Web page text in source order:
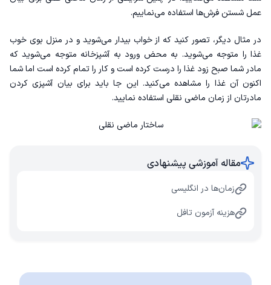
عمل شستن فرش‌ها استفاده می‌نماییم.
در مثال دیگر، تصور کنید که از خواب بیدار می‌شوید و در منزل بوی خوب
غذا را متوجه می‌شوید. به محض ورود به آشپزخانه متوجه می‌شوید که
مادر شما صبح زود غذا را درست کرده است و کار را تمام کرده است اما شما
اکنون‌ آن غذا را مشاهده می‌کنید. این جا باید برای بیان آشپزی کردن
مادرتان از زمان ماضی نقلی استفاده نمایید.
مقاله آموزشی پیشنهادی
زمان‌ها در انگلیسی
هزینه آزمون تافل